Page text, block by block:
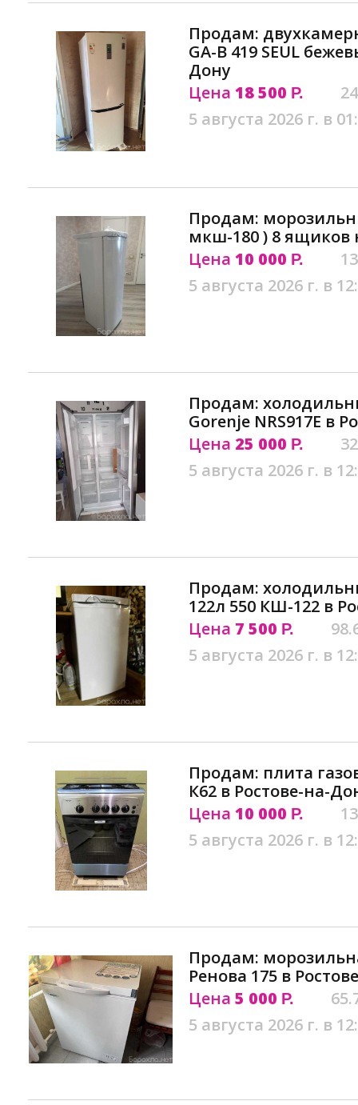
Продам:
GA-B 419 SEUL
Дону
Цена 18 500 Р.
5 августа 2026 г. в
Продам:
мкш-180 ) 8 ящиков
Цена 10 000 Р.
5 августа 2026 г. в
Продам:
Gorenje NRS917E в
Цена 25 000 Р.
5 августа 2026 г. в
Продам:
122л 550 КШ-122 в
Цена 7 500 Р.
5 августа 2026 г. в
Продам: плита
К62 в Ростове-на-
Цена 10 000 Р.
5 августа 2026 г. в
Продам:
Ренова 175 в
Цена 5 000 Р.
5 августа 2026 г. в